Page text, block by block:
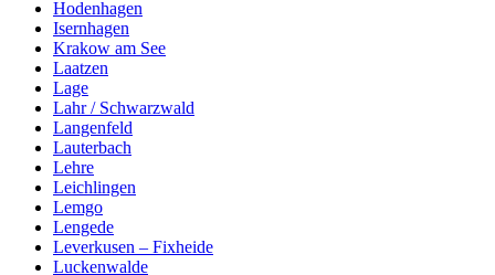
Hodenhagen
Isernhagen
Krakow am See
Laatzen
Lage
Lahr / Schwarzwald
Langenfeld
Lauterbach
Lehre
Leichlingen
Lemgo
Lengede
Leverkusen – Fixheide
Luckenwalde